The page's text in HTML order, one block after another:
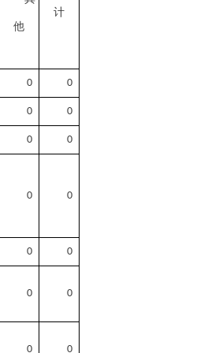
计
他
0 0
0 0
0 0
0 0
0 0
0 0
0 0